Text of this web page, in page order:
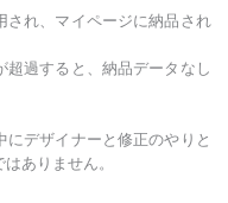
れ、マイページに納品され
過すると、納品データなし
デザイナーと修正のやりと
ありません。